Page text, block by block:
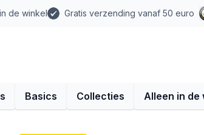
de winkel Gratis verzending vanaf 50 euro
Basics Collecties Alleen in de